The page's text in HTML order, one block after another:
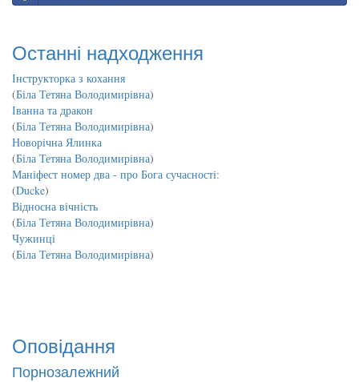
Останні надходження
Інструкторка з кохання
(Біла Тетяна Володимирівна)
Іванна та дракон
(Біла Тетяна Володимирівна)
Новорічна Ялинка
(Біла Тетяна Володимирівна)
Маніфест номер два - про Бога сучасності:
(Ducke)
Відносна вічність
(Біла Тетяна Володимирівна)
Чужинці
(Біла Тетяна Володимирівна)
Оповідання
Порнозалежний